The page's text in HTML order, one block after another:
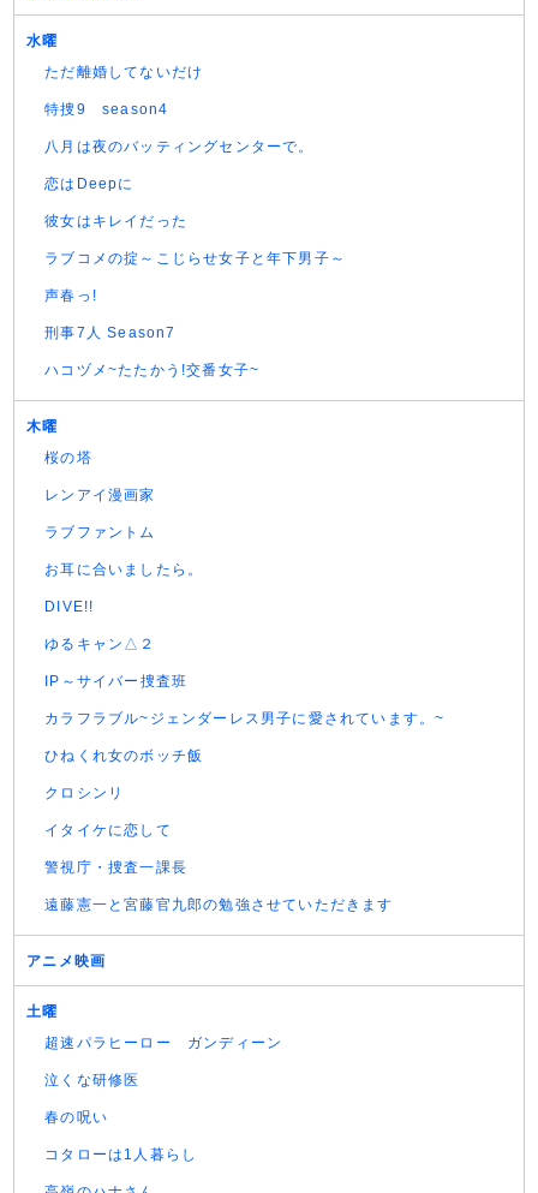
水曜
ただ離婚してないだけ
特捜9 season4
八月は夜のバッティングセンターで。
恋はDeepに
彼女はキレイだった
ラブコメの掟～こじらせ女子と年下男子～
声春っ!
刑事7人 Season7
ハコヅメ~たたかう!交番女子~
木曜
桜の塔
レンアイ漫画家
ラブファントム
お耳に合いましたら。
DIVE!!
ゆるキャン△２
IP～サイバー捜査班
カラフラブル~ジェンダーレス男子に愛されています。~
ひねくれ女のボッチ飯
クロシンリ
イタイケに恋して
警視庁・捜査一課長
遠藤憲一と宮藤官九郎の勉強させていただきます
アニメ映画
土曜
超速パラヒーロー ガンディーン
泣くな研修医
春の呪い
コタローは1人暮らし